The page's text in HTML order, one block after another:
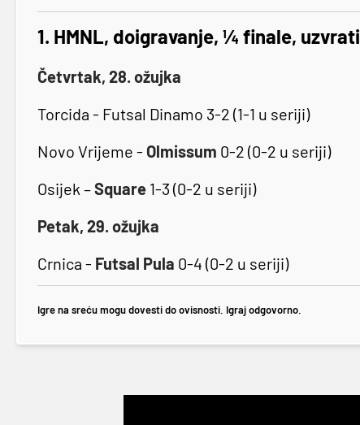
1. HMNL, doigravanje, ¼ finale, uzvrati
Četvrtak, 28. ožujka
Torcida - Futsal Dinamo 3-2 (1-1 u seriji)
Novo Vrijeme - Olmissum 0-2 (0-2 u seriji)
Osijek –Square1-3 (0-2 u seriji)
Petak, 29. ožujka
Crnica - Futsal Pula 0-4 (0-2 u seriji)
Igre na sreću mogu dovesti do ovisnosti. Igraj odgovorno.